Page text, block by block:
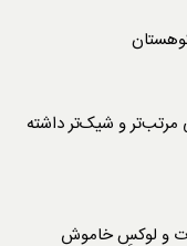
مرتب‌تر و شیک‌تر داشته
و لوکسِ خاموش